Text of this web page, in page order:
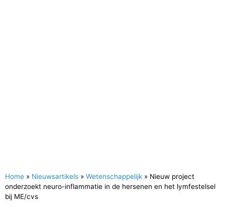
Home » Nieuwsartikels » Wetenschappelijk » Nieuw project
onderzoekt neuro-inflammatie in de hersenen en het lymfestelsel
bij ME/cvs